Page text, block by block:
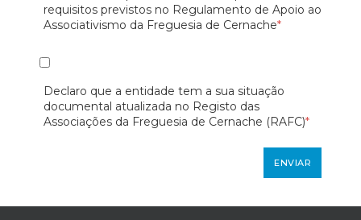
requisitos previstos no Regulamento de Apoio ao
Associativismo da Freguesia de Cernache*
Declaro que a entidade tem a sua situação
documental atualizada no Registo das
Associações da Freguesia de Cernache (RAFC)*
ENVIAR